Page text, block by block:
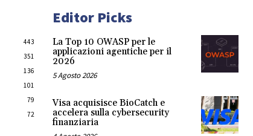
443
351
136
101
79
72
Editor Picks
La Top 10 OWASP per le
applicazioni agentiche per il
2026
5 Agosto 2026
Visa acquisisce BioCatch e
accelera sulla cybersecurity
finanziaria